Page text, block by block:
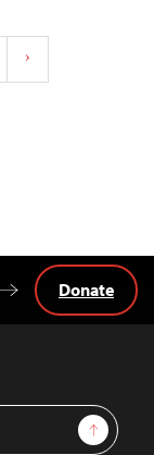
›
Sign Up
Donate